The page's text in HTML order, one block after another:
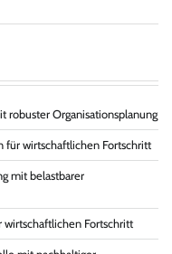
robuster Organisationsplanung
für wirtschaftlichen Fortschritt
mit belastbarer
Fortschritt